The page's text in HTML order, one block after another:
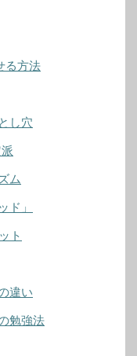
る方法
し穴
ム
ド」
ト
違い
勉強法